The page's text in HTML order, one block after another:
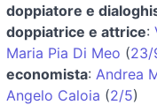
doppiatore e
doppiatrice e attrice:
Maria Pia Di Meo (23/
economista: Andrea
Angelo Caloia (2/5)